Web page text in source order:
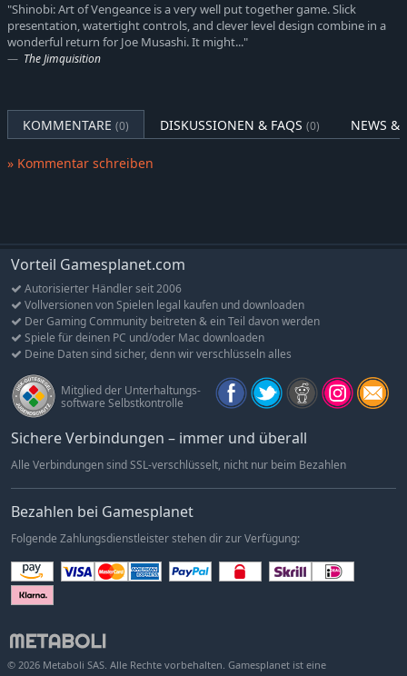
"Shinobi: Art of Vengeance is a very well put together game. Slick
presentation, watertight controls, and clever level design combine in a
wonderful return for Joe Musashi. It might..."
The Jimquisition
KOMMENTARE (0) DISKUSSIONEN & FAQS (0) NEWS &
» Kommentar schreiben
Vorteil Gamesplanet.com
Autorisierter Händler seit 2006
Vollversionen von Spielen legal kaufen und downloaden
Der Gaming Community beitreten & ein Teil davon werden
Spiele für deinen PC und/oder Mac downloaden
Deine Daten sind sicher, denn wir verschlüsseln alles
Mitglied der Unterhaltungs-
software Selbstkontrolle
Sichere Verbindungen – immer und überall
Alle Verbindungen sind SSL-verschlüsselt, nicht nur beim Bezahlen
Bezahlen bei Gamesplanet
Folgende Zahlungsdienstleister stehen dir zur Verfügung:
© 2026 Metaboli SAS. Alle Rechte vorbehalten. Gamesplanet ist eine